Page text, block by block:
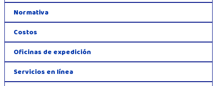
Normativa
Costos
Oficinas de expedición
Servicios en línea